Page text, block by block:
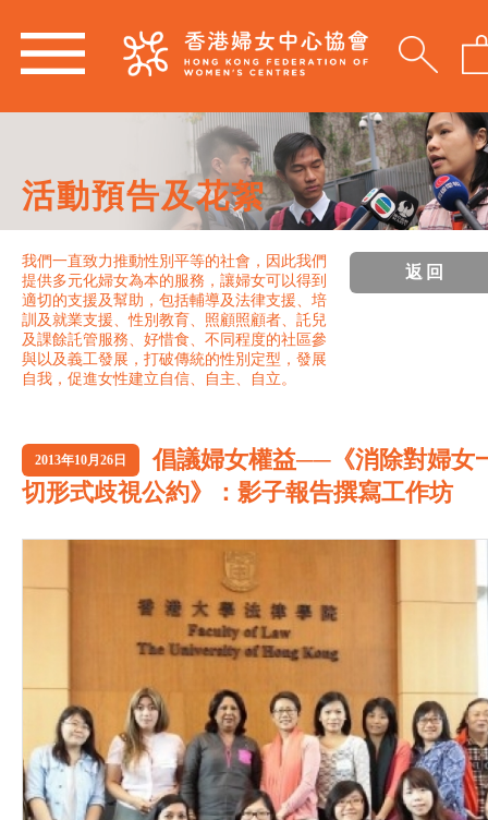
活動預告及花絮
我們一直致力推動性別平等的社會，因此我們
提供多元化婦女為本的服務，讓婦女可以得到
適切的支援及幫助，包括輔導及法律支援、培
訓及就業支援、性別教育、照顧照顧者、託兒
及課餘託管服務、好惜食、不同程度的社區參
與以及義工發展，打破傳統的性別定型，發展
自我，促進女性建立自信、自主、自立。
返回
2013年10月26日
倡議婦女權益──《消除對婦女
切形式歧視公約》：影子報告撰寫工作坊